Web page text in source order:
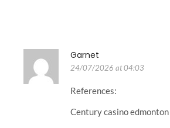
Garnet
24/07/2026 at 04:03
References:
Century casino edmonton